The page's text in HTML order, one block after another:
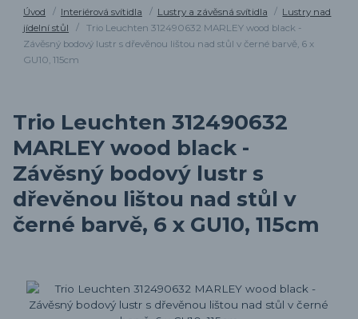
Úvod Interiérová svítidla Lustry a závěsná svítidla
Lustry nad
jídelní stůl
Trio Leuchten 312490632 MARLEY wood black -
Závěsný bodový lustr s dřevěnou lištou nad stůl v černé barvě, 6 x
GU10, 115cm
Trio Leuchten 312490632
MARLEY wood black -
Závěsný bodový lustr s
dřevěnou lištou nad stůl v
černé barvě, 6 x GU10, 115cm